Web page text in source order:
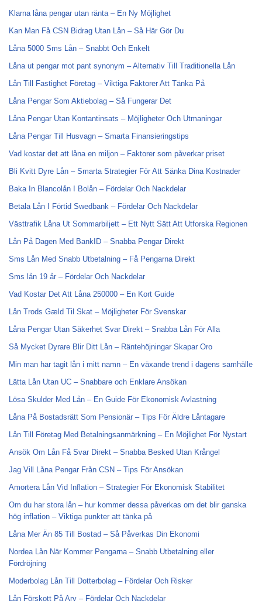
Klarna låna pengar utan ränta – En Ny Möjlighet
Kan Man Få CSN Bidrag Utan Lån – Så Här Gör Du
Låna 5000 Sms Lån – Snabbt Och Enkelt
Låna ut pengar mot pant synonym – Alternativ Till Traditionella Lån
Lån Till Fastighet Företag – Viktiga Faktorer Att Tänka På
Låna Pengar Som Aktiebolag – Så Fungerar Det
Låna Pengar Utan Kontantinsats – Möjligheter Och Utmaningar
Låna Pengar Till Husvagn – Smarta Finansieringstips
Vad kostar det att låna en miljon – Faktorer som påverkar priset
Bli Kvitt Dyre Lån – Smarta Strategier För Att Sänka Dina Kostnader
Baka In Blancolån I Bolån – Fördelar Och Nackdelar
Betala Lån I Förtid Swedbank – Fördelar Och Nackdelar
Västtrafik Låna Ut Sommarbiljett – Ett Nytt Sätt Att Utforska Regionen
Lån På Dagen Med BankID – Snabba Pengar Direkt
Sms Lån Med Snabb Utbetalning – Få Pengarna Direkt
Sms lån 19 år – Fördelar Och Nackdelar
Vad Kostar Det Att Låna 250000 – En Kort Guide
Lån Trods Gæld Til Skat – Möjligheter För Svenskar
Låna Pengar Utan Säkerhet Svar Direkt – Snabba Lån För Alla
Så Mycket Dyrare Blir Ditt Lån – Räntehöjningar Skapar Oro
Min man har tagit lån i mitt namn – En växande trend i dagens samhälle
Lätta Lån Utan UC – Snabbare och Enklare Ansökan
Lösa Skulder Med Lån – En Guide För Ekonomisk Avlastning
Låna På Bostadsrätt Som Pensionär – Tips För Äldre Låntagare
Lån Till Företag Med Betalningsanmärkning – En Möjlighet För Nystart
Ansök Om Lån Få Svar Direkt – Snabba Besked Utan Krångel
Jag Vill Låna Pengar Från CSN – Tips För Ansökan
Amortera Lån Vid Inflation – Strategier För Ekonomisk Stabilitet
Om du har stora lån – hur kommer dessa påverkas om det blir ganska
hög inflation – Viktiga punkter att tänka på
Låna Mer Än 85 Till Bostad – Så Påverkas Din Ekonomi
Nordea Lån När Kommer Pengarna – Snabb Utbetalning eller
Fördröjning
Moderbolag Lån Till Dotterbolag – Fördelar Och Risker
Lån Förskott På Arv – Fördelar Och Nackdelar